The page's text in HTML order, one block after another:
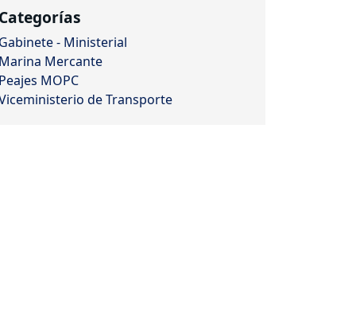
Categorías
Gabinete - Ministerial
Marina Mercante
Peajes MOPC
de Transporte